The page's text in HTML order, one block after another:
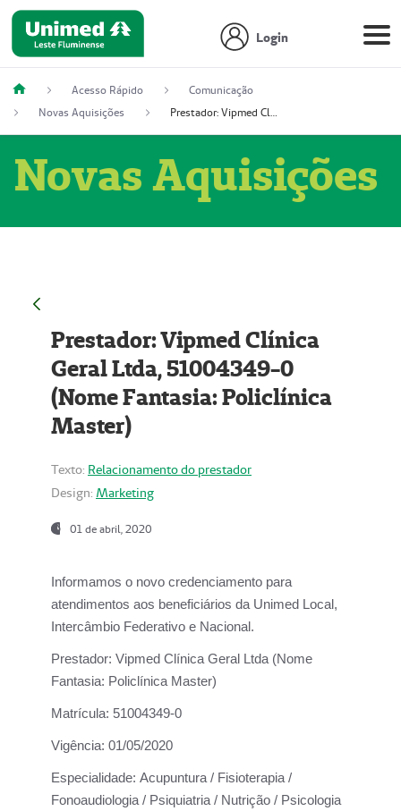
Login
Acesso Rápido
Comunicação
Novas Aquisições
Prestador: Vipmed Clínica Geral Ltda, 51004349-0 (Nome Fantasia: Policlínica Master)
Novas Aquisições
Prestador: Vipmed Clínica
Geral Ltda, 51004349-0
(Nome Fantasia: Policlínica
Master)
Texto: Relacionamento do prestador
Design: Marketing
01 de abril, 2020
Informamos o novo credenciamento para
atendimentos aos beneficiários da Unimed Local,
Intercâmbio Federativo e Nacional.
Prestador: Vipmed Clínica Geral Ltda (Nome
Fantasia: Policlínica Master)
Matrícula: 51004349-0
Vigência: 01/05/2020
Especialidade: Acupuntura / Fisioterapia /
Fonoaudiologia / Psiquiatria / Nutrição / Psicologia